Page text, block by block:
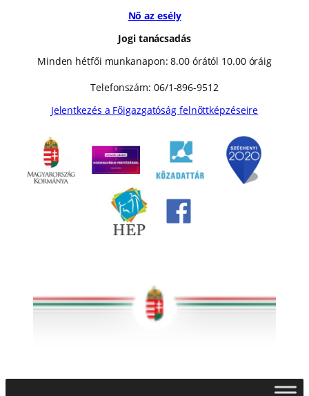
Nő az esély
Jogi tanácsadás
Minden hétfői munkanapon: 8.00 órától 10.00 óráig
Telefonszám: 06/1-896-9512
Jelentkezés a Főigazgatóság felnőttképzéseire